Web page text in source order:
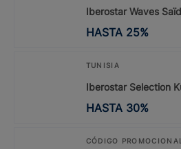
Iberostar Waves
HASTA 25%
TUNISIA
Iberostar Selection
HASTA 30%
CÓDIGO